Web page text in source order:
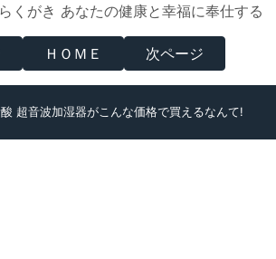
くがき あなたの健康と幸福に奉仕する
ＨＯＭＥ 次ページ
超音波加湿器がこんな価格で買えるなんて!